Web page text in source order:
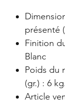
présenté
Finition
Blanc
Poids du
(gr.) : 6 kg.
Article